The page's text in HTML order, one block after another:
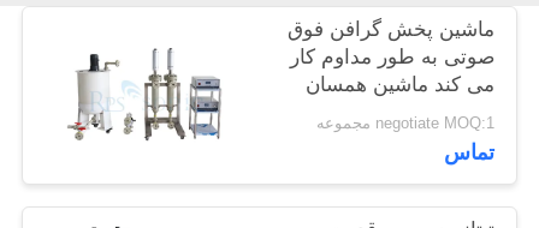
نقشه
سایت
سیاست
حفظ
حریم
ماشین پخش گرافن فوق
صوتی به طور مداوم کار
می کند ماشین همسان
ساز فوق صوتی
negotiate MOQ:1 مجموعه
تماس